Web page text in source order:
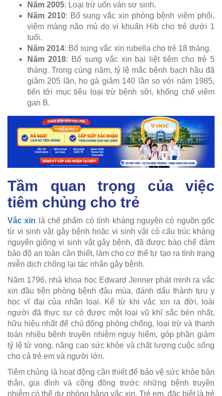
Năm 2005: Loại trừ uốn ván sơ sinh.
Năm 2010: Bổ sung vắc xin phòng bệnh viêm phổi,
viêm màng não mủ do vi khuẩn Hib cho trẻ dưới 1
tuổi.
Năm 2014: Bổ sung vắc xin rubella cho trẻ 18 tháng.
Năm 2018: Bổ sung vắc xin bại liệt tiêm cho trẻ 5
tháng. Trong cùng năm, tỷ lệ mắc bệnh bạch hầu đã
giảm 205 lần, ho gà giảm 140 lần so với năm 1985,
tiến tới mục tiêu loại trừ bệnh sởi, khống chế viêm
gan B.
Tầm quan trọng của việc
tiêm chủng cho trẻ
Vắc xin là chế phẩm có tính kháng nguyên có nguồn gốc
từ vi sinh vật gây bệnh hoặc vi sinh vật có cấu trúc kháng
nguyên giống vi sinh vật gây bệnh, đã được bào chế đảm
bảo độ an toàn cần thiết, làm cho cơ thể tự tạo ra tình trạng
miễn dịch chống lại tác nhân gây bệnh.
Năm 1796, nhà khoa học Edward Jenner phát minh ra vắc
xin đầu tiên phòng bệnh đậu mùa, đánh dấu thành tựu y
học vĩ đại của nhân loại. Kể từ khi vắc xin ra đời, loài
người đã thực sự có được một loại vũ khí sắc bén nhất,
hữu hiệu nhất để chủ động phòng chống, loại trừ và thanh
toán nhiều bệnh truyền nhiễm nguy hiểm, góp phần giảm
tỷ lệ tử vong, nâng cao sức khỏe và chất lượng cuộc sống
cho cả trẻ em và người lớn.
Tiêm chủng là hoạt động cần thiết để bảo vệ sức khỏe bản
thân, gia đình và cộng đồng trước những bệnh truyền
nhiễm có thể dự phòng bằng vắc xin. Trẻ em, đặc biệt là trẻ